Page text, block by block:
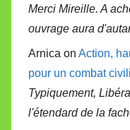
Merci Mireille. A
ouvrage aura
Arnica on Action,
pour un combat
Typiquement,
l'étendard de la